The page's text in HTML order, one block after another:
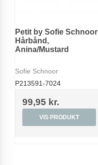
Petit by Sofie Schnoor
Hårbånd,
Anina/Mustard
Sofie Schnoor
P213591-7024
99,95 kr.
VIS PRODUKT